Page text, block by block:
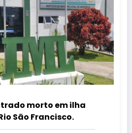
morto em ilha
São Francisco.